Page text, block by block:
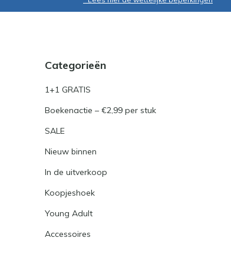
Categorieën
1+1 GRATIS
Boekenactie – €2,99 per stuk
SALE
Nieuw binnen
In de uitverkoop
Koopjeshoek
Young Adult
Accessoires